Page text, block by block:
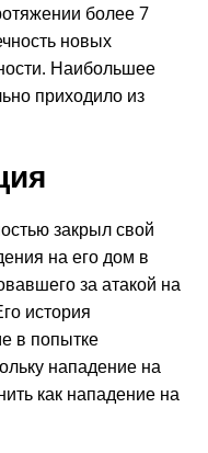
более 7
новых
Наибольшее
приходило из
закрыл свой
на его дом в
за атакой на
история
в попытке
нападение на
как нападение на